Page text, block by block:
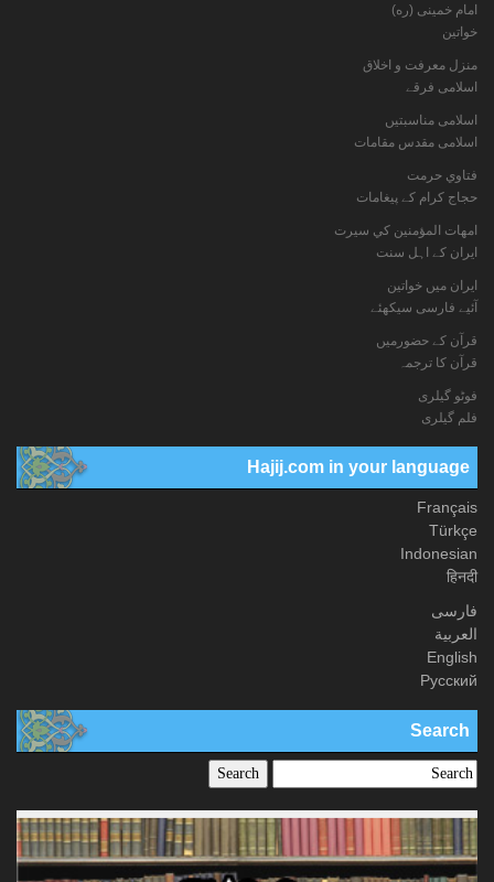
امام خمینی (ره)
خواتين
منزل معرفت و اخلاق
اسلامی فرقے
اسلامی مناسبتیں
اسلامی مقدس مقامات
فتاوي حرمت
حجاج کرام کے پیغامات
امهات المؤمنين كي سيرت
ایران کے اہل سنت
ایران میں خواتین
آئیے فارسی سیکھئے
قرآن کے حضورمیں
قرآن کا ترجمہ
فوٹو گيلری
فلم گیلری
Hajij.com in your language
Français
Türkçe
Indonesian
हिनदी
فارسی
العربیة
English
Русский
Search